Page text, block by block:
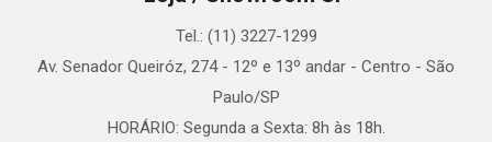
Tel.: (11) 3227-1299
Av. Senador Queiróz, 274 - 12º e 13º andar - Centro - São
Paulo/SP
HORÁRIO: Segunda a Sexta: 8h às 18h.